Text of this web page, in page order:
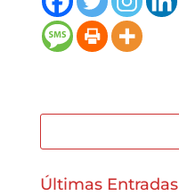
Últimas Entradas